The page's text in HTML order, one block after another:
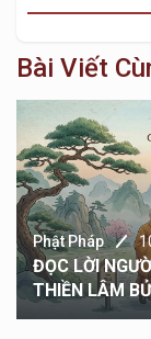
Bài Viết
Phật Pháp
ĐỌC LỜI
THIỀN LÂM